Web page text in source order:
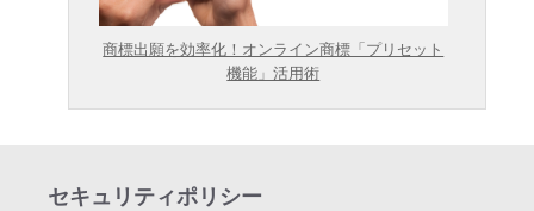
商標出願を効率化！オンライン商標「プリセット
機能」活用術
セキュリティポリシー